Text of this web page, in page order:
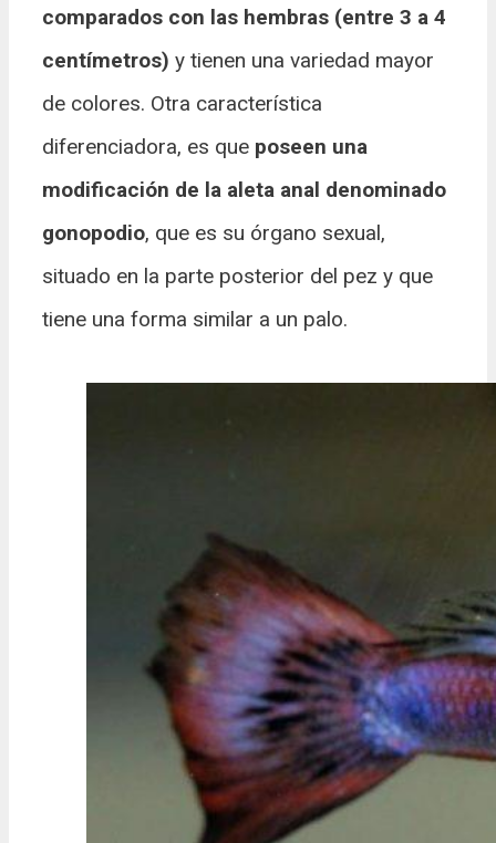
comparados con las hembras (entre 3 a 4
centímetros) y tienen una variedad mayor
de colores. Otra característica
diferenciadora, es que poseen una
modificación de la aleta anal denominado
gonopodio, que es su órgano sexual,
situado en la parte posterior del pez y que
tiene una forma similar a un palo.